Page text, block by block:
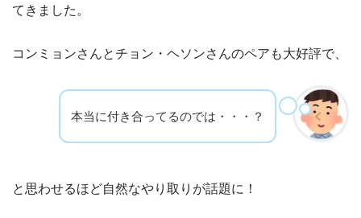
てきました。
コンミョンさんとチョン・ヘソンさんのペアも大好評で、
本当に付き合ってるのでは・・・？
と思わせるほど自然なやり取りが話題に！